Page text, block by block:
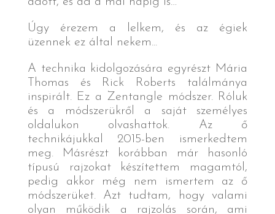
Úgy érezem a lelkem, és az égiek
üzennek ez által nekem...
A technika kidolgozására egyrészt Mária
Thomas és Rick Roberts találmánya
inspirált. Ez a Zentangle módszer. Róluk
és a módszerükről a saját személyes
oldalukon olvashattok. Az ő
technikájukkal 2015-ben ismerkedtem
meg. Másrészt korábban már hasonló
típusú rajzokat készítettem magamtól,
pedig akkor még nem ismertem az ő
módszerüket. Azt tudtam, hogy valami
olyan működik a rajzolás során, ami